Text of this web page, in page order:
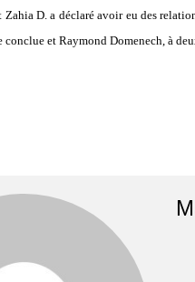
D. a déclaré avoir eu des
conclue et Raymond Domenech, à